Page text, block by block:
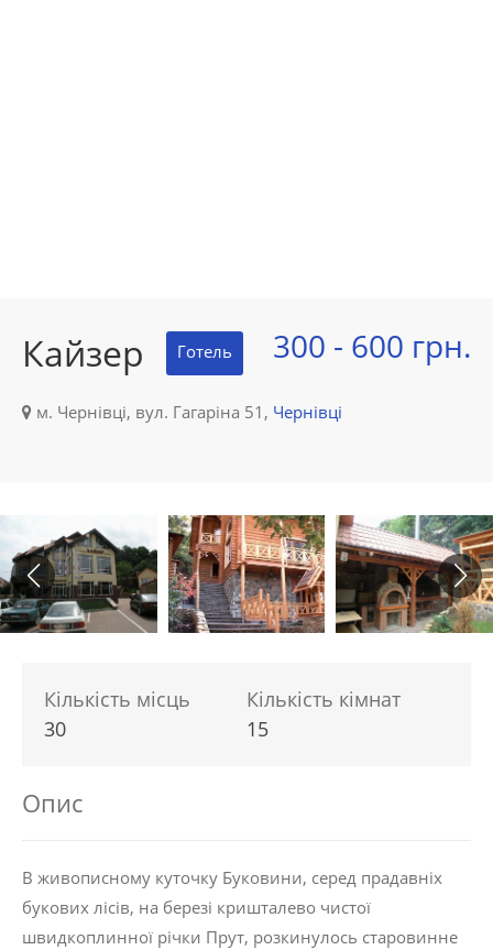
Кайзер Готель 300 - 600 грн.
м. Чернівці, вул. Гагаріна 51, Чернівці
Кількість місць
30
Кількість кімнат
15
Опис
В живописному куточку Буковини, серед прадавніх
букових лісів, на березі кришталево чистої
швидкоплинної річки Прут, розкинулось старовинне